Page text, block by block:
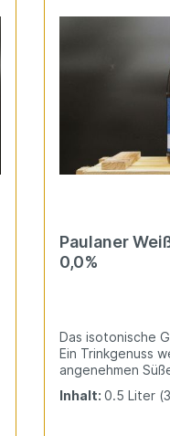
Paulaner
0,0%
Das isotonische
Ein Trinkgenuss
angenehmen
Malznoten. Der
Inhalt: 0.5 Liter